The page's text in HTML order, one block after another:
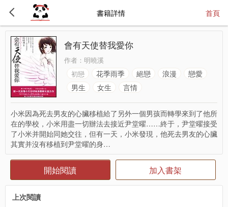
書籍詳情 首頁
會有天使替我愛你
作者： 明曉溪
初戀
花季雨季 絕戀 浪漫
戀愛
男生
女生 言情
小米因為死去男友的心臟移植給了另外一個男孩而轉學來到了他所
在的學校，小米用盡一切辦法去接近尹堂曜……終于，尹堂曜接受
了小米并開始同她交往，但有一天，小米發現，他死去男友的心臟
其實并沒有移植到尹堂曜的身…
開始閱讀 加入書架
上次閱讀